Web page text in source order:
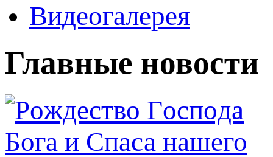
Видеогалерея
Главные новости